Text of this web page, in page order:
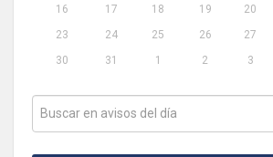
16
17 18 19 20
23
24 25 26 27
30
31 1 2 3